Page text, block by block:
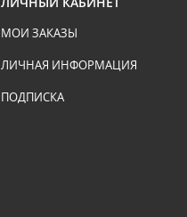
МОИ ЗАКАЗЫ
ЛИЧНАЯ ИНФОРМАЦИЯ
ПОДПИСКА